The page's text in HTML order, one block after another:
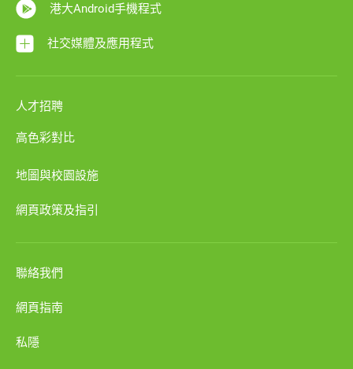
港大Android手機程式
社交媒體及應用程式
人才招聘
高色彩對比
地圖與校園設施
網頁政策及指引
聯絡我們
網頁指南
私隱